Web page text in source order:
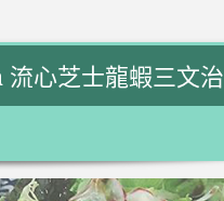
心芝士龍蝦三文治